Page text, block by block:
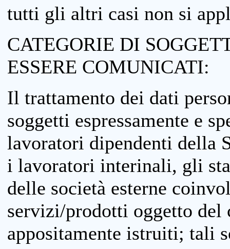
tutti gli altri casi non si
CATEGORIE DI
ESSERE COMUNICATI:
Il trattamento dei dati
soggetti espressamente e
lavoratori dipendenti della
i lavoratori interinali, gli
delle società esterne
servizi/prodotti oggetto
appositamente istruiti; tali